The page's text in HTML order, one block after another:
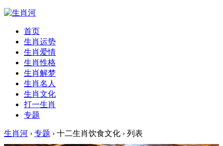
首页
生肖运势
生肖爱情
生肖性格
生肖解梦
生肖名人
生肖文化
打一生肖
专题
生肖河 › 专题 › 十二生肖饮食文化 › 列表